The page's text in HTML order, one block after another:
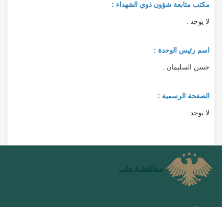
مكتب متابعة شؤون ذوي الشهداء :
لا يوجد .
اسم رئيس الوحدة :
حسن السليمان .
الصفحة الرسمية :
لا يوجد.